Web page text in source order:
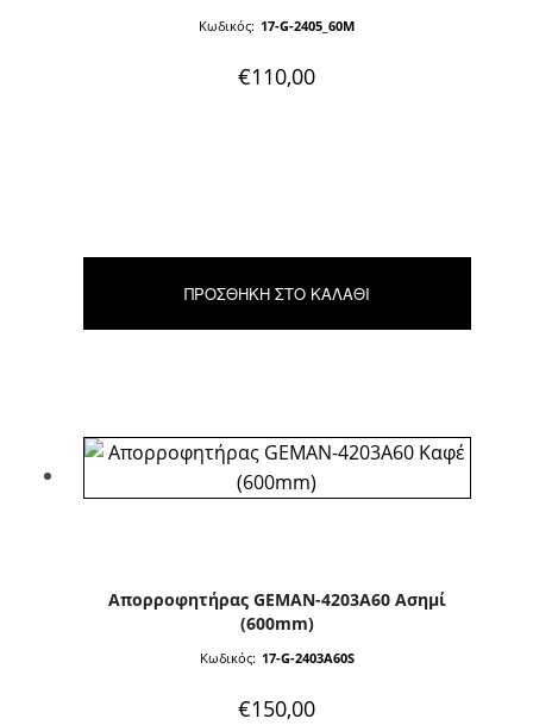
Κωδικός: 17-G-2405_60M
€110,00
ΠΡΟΣΘΉΚΗ ΣΤΟ ΚΑΛΆΘΙ
Απορροφητήρας GEMAN-4203A60 Ασημί
(600mm)
Κωδικός: 17-G-2403A60S
€150,00